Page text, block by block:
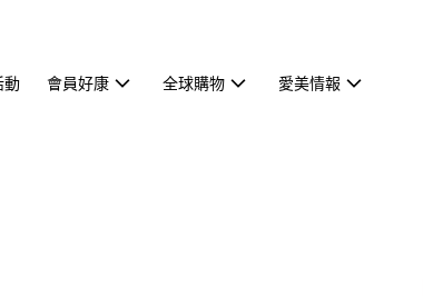
動 會員好康 全球購物 愛美情報